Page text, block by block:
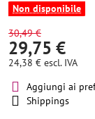
Non disponibile
30,49 €
29,75 €
24,38 € escl. IVA
Aggiungi ai
Shippings